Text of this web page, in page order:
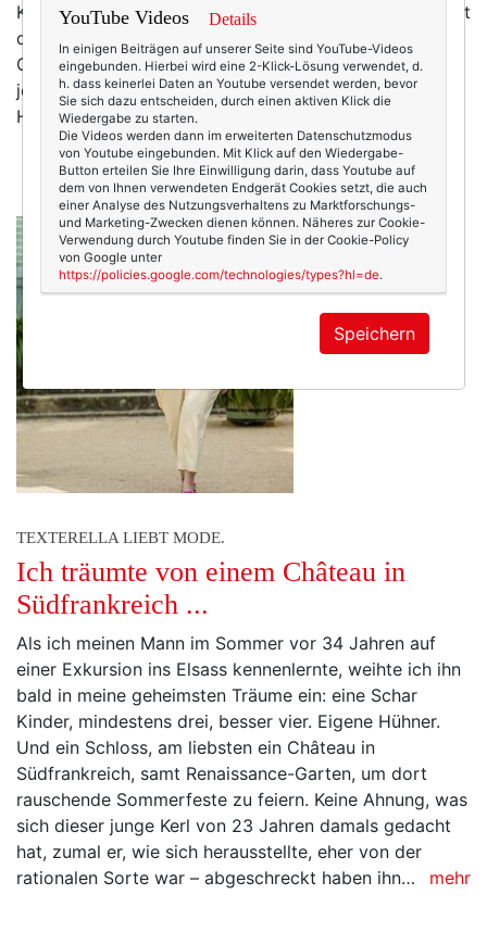
Klimaanlage geschwächelt hatte)! Die Hitze! Überhaupt
die Unsicherheit, diverse Kundenaufträge in einer
Gegend umzusetzen, die weder Martina noch ich
jemals vorher besucht hatten! Würde das gemietete
Häuschen aus dem 16. Jahrhundert tatsächlich so…
mehr
TEXTERELLA LIEBT MODE.
Ich träumte von einem Château in
Südfrankreich ...
Als ich meinen Mann im Sommer vor 34 Jahren auf
einer Exkursion ins Elsass kennenlernte, weihte ich ihn
bald in meine geheimsten Träume ein: eine Schar
Kinder, mindestens drei, besser vier. Eigene Hühner.
Und ein Schloss, am liebsten ein Château in
Südfrankreich, samt Renaissance-Garten, um dort
rauschende Sommerfeste zu feiern. Keine Ahnung, was
sich dieser junge Kerl von 23 Jahren damals gedacht
hat, zumal er, wie sich herausstellte, eher von der
rationalen Sorte war – abgeschreckt haben ihn…
mehr
YouTube Videos Details
In einigen Beiträgen auf unserer Seite sind YouTube-Videos
eingebunden. Hierbei wird eine 2-Klick-Lösung verwendet, d.
h. dass keinerlei Daten an Youtube versendet werden, bevor
Sie sich dazu entscheiden, durch einen aktiven Klick die
Wiedergabe zu starten.
Die Videos werden dann im erweiterten Datenschutzmodus
von Youtube eingebunden. Mit Klick auf den Wiedergabe-
Button erteilen Sie Ihre Einwilligung darin, dass Youtube auf
dem von Ihnen verwendeten Endgerät Cookies setzt, die auch
einer Analyse des Nutzungsverhaltens zu Marktforschungs-
und Marketing-Zwecken dienen können. Näheres zur Cookie-
Verwendung durch Youtube finden Sie in der Cookie-Policy
von Google unter
https://policies.google.com/technologies/types?hl=de.
Speichern